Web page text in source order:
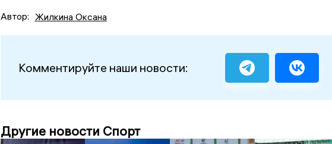
Автор: Жилкина Оксана
Комментируйте наши новости:
Другие новости Спорт